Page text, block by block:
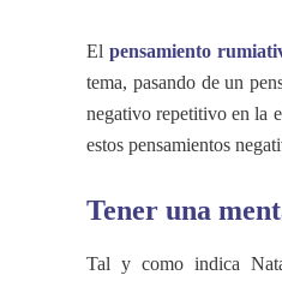
El pensamiento
tema, pasando de un
negativo repetitivo en la
estos pensamientos
Tener una
Tal y como indica